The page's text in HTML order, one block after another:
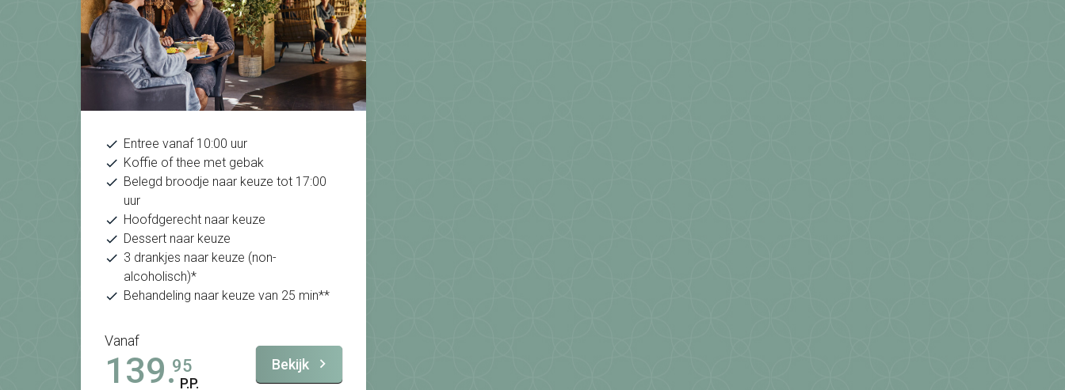
Entree vanaf 10:00 uur
Koffie of thee met gebak
Belegd broodje naar keuze tot 17:00
uur
Hoofdgerecht naar keuze
Dessert naar keuze
3 drankjes naar keuze (non-
alcoholisch)*
Behandeling naar keuze van 25 min**
Vanaf
139.95
P.P.
Bekijk